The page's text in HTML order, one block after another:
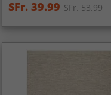
SFr. 39.99 SFr. 53.99